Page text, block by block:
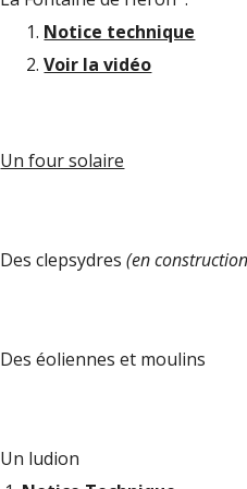
Notice technique
Voir la vidéo
Un four solaire
Des clepsydres (en
Des éoliennes et moulins
Un ludion